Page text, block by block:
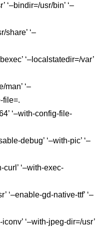
‘–bindir=/usr/bin’ ‘–
share’ ‘–
‘–localstatedir=/var’
man’ ‘–
file=.
‘–with-config-file-
debug’ ‘–with-pic’ ‘–
curl’ ‘–with-exec-
‘–enable-gd-native-ttf’ ‘–
‘–with-jpeg-dir=/usr’